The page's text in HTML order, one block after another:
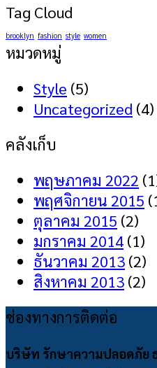
Tag Cloud
brooklyn fashion style women
หมวดหมู่
Style (5)
Uncategorized (4)
คลังเก็บ
พฤษภาคม 2022
พฤศจิกายน 2015
ตุลาคม 2015 (2)
มกราคม 2014 (1)
ธันวาคม 2013 (2)
สิงหาคม 2013 (2)
ช่องทางการติดต่อ
บริษัท รักษาความปลอดภัย